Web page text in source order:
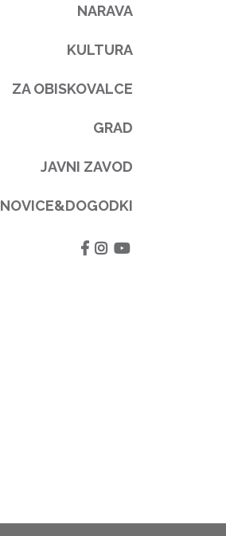
NARAVA
KULTURA
ZA OBISKOVALCE
GRAD
JAVNI ZAVOD
NOVICE&DOGODKI